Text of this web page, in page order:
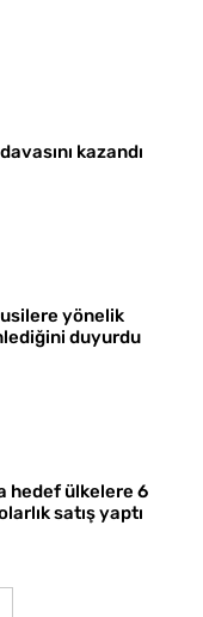
kazandı
yönelik
duyurdu
hedef ülkelere 6
satış yaptı